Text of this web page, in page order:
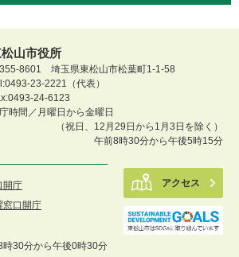
山市役所
8601 埼玉県東松山市松葉町1-1-58
23-2221（代表）
24-6123
時間／月曜日から金曜日
（祝日、12月29日から1月3日を除く）
午前8時30分から午後5時15分
開庁
窓口開庁
時30分から午後0時30分
アクセス